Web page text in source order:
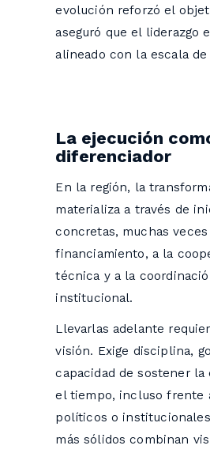
evolución reforzó el
aseguró que el liderazgo
alineado con la escala de
La ejecución
diferenciador
En la región, la
materializa a través de
concretas, muchas
financiamiento, a la
técnica y a la
institucional.
Llevarlas adelante
visión. Exige disciplina,
capacidad de sostener la
el tiempo, incluso frente
políticos o
más sólidos combinan